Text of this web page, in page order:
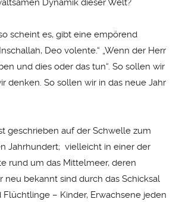
Dynamik dieser Welt?
scheint es, gibt eine empörend
Deo volente.“ „Wenn der Herr
und dies oder das tun“. So sollen wir
denken. So sollen wir in das neue Jahr
geschrieben auf der Schwelle zum
Jahrhundert; vielleicht in einer der
rund um das Mittelmeer, deren
neu bekannt sind durch das Schicksal
– Kinder, Erwachsene jeden